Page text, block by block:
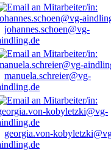
johannes.schoen@vg-
manuela.schreier@vg-
georgia.von-